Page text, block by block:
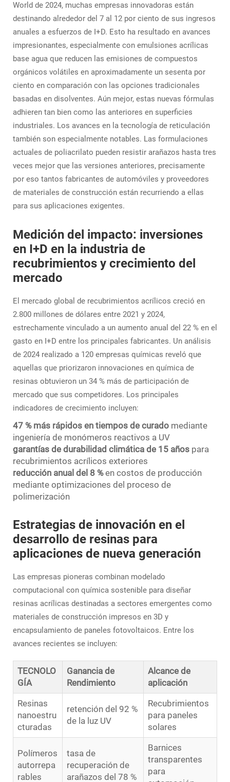
World de 2024, muchas empresas innovadoras están
destinando alrededor del 7 al 12 por ciento de sus ingresos
anuales a esfuerzos de I+D. Esto ha resultado en avances
impresionantes, especialmente con emulsiones acrílicas
base agua que reducen las emisiones de compuestos
orgánicos volátiles en aproximadamente un sesenta por
ciento en comparación con las opciones tradicionales
basadas en disolventes. Aún mejor, estas nuevas fórmulas
adhieren tan bien como las anteriores en superficies
industriales. Los avances en la tecnología de reticulación
también son especialmente notables. Las formulaciones
actuales de poliacrilato pueden resistir arañazos hasta tres
veces mejor que las versiones anteriores, precisamente
por eso tantos fabricantes de automóviles y proveedores
de materiales de construcción están recurriendo a ellas
para sus aplicaciones exigentes.
Medición del impacto: inversiones
en I+D en la industria de
recubrimientos y crecimiento del
mercado
El mercado global de recubrimientos acrílicos creció en
2.800 millones de dólares entre 2021 y 2024,
estrechamente vinculado a un aumento anual del 22 % en el
gasto en I+D entre los principales fabricantes. Un análisis
de 2024 realizado a 120 empresas químicas reveló que
aquellas que priorizaron innovaciones en química de
resinas obtuvieron un 34 % más de participación de
mercado que sus competidores. Los principales
indicadores de crecimiento incluyen:
47 % más rápidos en tiempos de curado mediante
ingeniería de monómeros reactivos a UV
garantías de durabilidad climática de 15 años para
recubrimientos acrílicos exteriores
reducción anual del 8 %en costos de producción
mediante optimizaciones del proceso de
polimerización
Estrategias de innovación en el
desarrollo de resinas para
aplicaciones de nueva generación
Las empresas pioneras combinan modelado
computacional con química sostenible para diseñar
resinas acrílicas destinadas a sectores emergentes como
materiales de construcción impresos en 3D y
encapsulamiento de paneles fotovoltaicos. Entre los
avances recientes se incluyen:
TECNOLO
GÍA
Ganancia de
Rendimiento
Alcance de
aplicación
Resinas
nanoestru
cturadas
retención del 92 %
de la luz UV
Recubrimientos
para paneles
solares
Polímeros
autorrepa
rables
tasa de
recuperación de
arañazos del 78 %
Barnices
transparentes
para